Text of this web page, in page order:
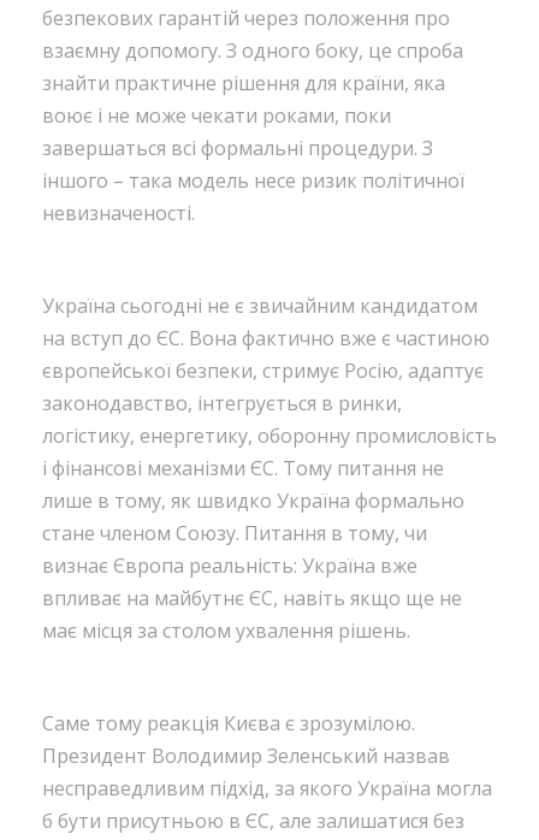
безпекових гарантій через положення про
взаємну допомогу. З одного боку, це спроба
знайти практичне рішення для країни, яка
воює і не може чекати роками, поки
завершаться всі формальні процедури. З
іншого – така модель несе ризик політичної
невизначеності.
Україна сьогодні не є звичайним кандидатом
на вступ до ЄС. Вона фактично вже є частиною
європейської безпеки, стримує Росію, адаптує
законодавство, інтегрується в ринки,
логістику, енергетику, оборонну промисловість
і фінансові механізми ЄС. Тому питання не
лише в тому, як швидко Україна формально
стане членом Союзу. Питання в тому, чи
визнає Європа реальність: Україна вже
впливає на майбутнє ЄС, навіть якщо ще не
має місця за столом ухвалення рішень.
Саме тому реакція Києва є зрозумілою.
Президент Володимир Зеленський назвав
несправедливим підхід, за якого Україна могла
б бути присутньою в ЄС, але залишатися без